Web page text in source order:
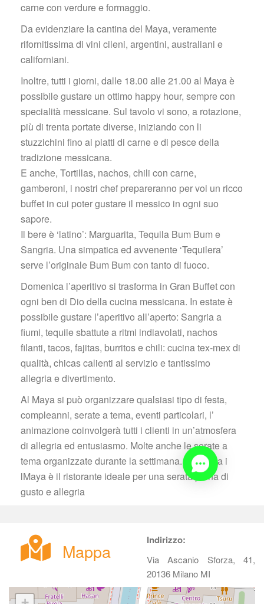
carne con verdure e formaggio.
Da evidenziare la cantina del Maya, veramente
rifornitissima di vini cileni, argentini, australiani e
californiani.
Inoltre, tutti i giorni, dalle 18.00 alle 21.00 al Maya è
possibile gustare un ottimo happy hour, sempre con
pecialità messicane. Sul tavolo vi sono, a rotazione,
più di trenta portate diverse, iniziando con li
tuzzichini fino ai piatti di carne e di pesce della
tradizione messicana.
E anche, Tortillas, nachos, chili con carne,
gamberoni, i nostri chef prepareranno per voi un ricco
buffet in cui poter gustare il messico in ogni suo
apore.
Il bere è ‘latino’: Marguarita, Tequila Bum Bum e
Sangria. Una simpatica ed avvenente ‘Tequilera’
erve l’originale Bum Bum con tanto di fuoco.
Domenica l’aperitivo si trasforma in Gran Buffet con
ogni ben di Dio della cucina messicana. In estate è
possibile gustare l’aperitivo all’aperto: Sangria a
fiumi, tequile sbattute a ritmi indiavolati, nachos
filanti, tacos, fajitas, burritos e chili: cucina tex-mex di
qualità, chicas calienti al servizio e tantissimo
allegria e divertimento.
Al Maya si può organizzare qualsiasi tipo di festa,
compleanni, serate a tema, eventi particolari, l’
animazione coinvolgerà tutti i clienti in un’atmosfera
di allegria ed entusiasmo. Molte anche le serate a
tema organizzate durante la settimana. Insomma i
lMaya è il ristorante ideale per una serata piena di
gusto e allegria
Mappa Indirizzo:
Via Ascanio Sforza, 41,
20136 Milano MI